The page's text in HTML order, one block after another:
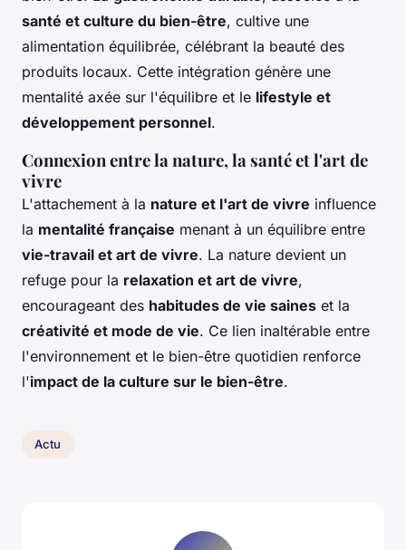
santé et culture du bien-être, cultive une
alimentation équilibrée, célébrant la beauté des
produits locaux. Cette intégration génère une
mentalité axée sur l'équilibre et le lifestyle et
développement personnel.
Connexion entre la nature, la santé et l'art de
vivre
L'attachement à la nature et l'art de vivre influence
la mentalité française menant à un équilibre entre
vie-travail et art de vivre. La nature devient un
refuge pour la relaxation et art de vivre,
encourageant des habitudes de vie saines et la
créativité et mode de vie. Ce lien inaltérable entre
l'environnement et le bien-être quotidien renforce
l'impact de la culture sur le bien-être.
Actu